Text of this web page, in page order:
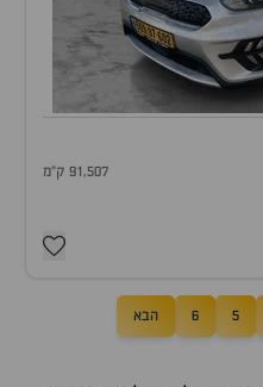
91,507 ק"מ
5
6 הבא